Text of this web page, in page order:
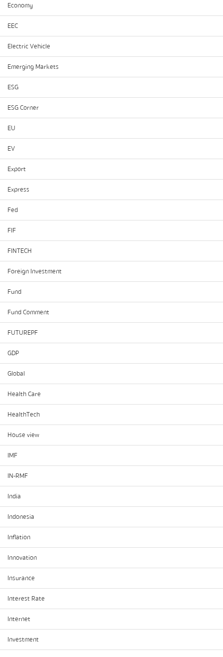
Economy
EEC
Electric Vehicle
Emerging Markets
ESG
ESG Corner
EU
EV
Export
Express
Fed
FIF
FINTECH
Foreign Investment
Fund
Fund Comment
FUTUREPF
GDP
Global
Health Care
HealthTech
House view
IMF
IN-RMF
India
Indonesia
Inflation
Innovation
Insurance
Interest Rate
Internet
Investment